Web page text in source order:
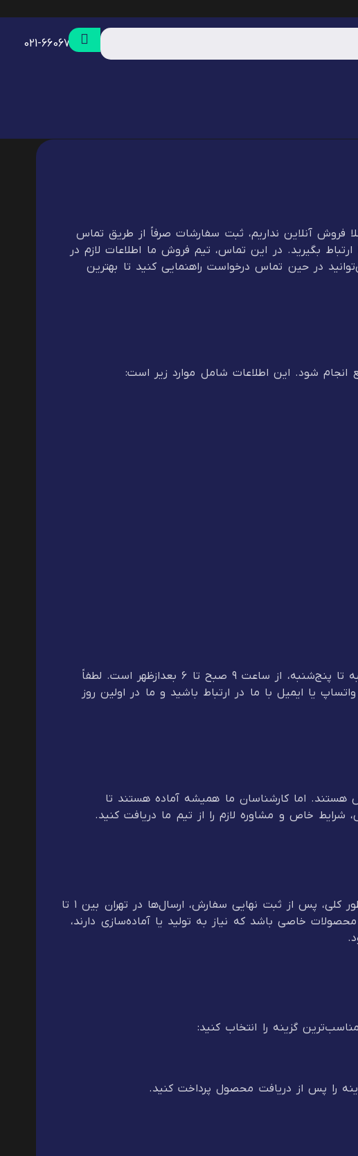
021-66067968
فروش آنلاین نداریم، ثبت سفارشات صرفاً از طریق تماس
بگیرید. در این تماس، تیم فروش ما اطلاعات لازم در
در حین تماس درخواست راهنمایی کنید تا بهترین
انجام شود. این اطلاعات شامل موارد زیر است:
تیم پشتیبانی و فروش ما آماده است تا در ساعات کاری تعیین شده، پاسخگوی شما باشد. ساعات کاری ما از شنبه تا پنج‌شنبه، از ساعت ۹ صبح تا ۶ بعدازظهر است. لطفاً
یا ایمیل با ما در ارتباط باشید و ما در اولین روز
اما کارشناسان ما همیشه آماده هستند تا
شرایط خاص و مشاوره لازم را از تیم ما دریافت کنید.
زمان تحویل سفارش‌ها بسته به منطقه جغرافیایی شما و نوع محصول سفارش داده شده متفاوت است. اما به طور کلی، پس از ثبت نهایی سفارش، ارسال‌ها در تهران بین ۱ تا
یا شامل محصولات خاصی باشد که نیاز به تولید یا آماده‌سازی دارند،
گزینه را انتخاب کنید:
را پس از دریافت محصول پرداخت کنید.